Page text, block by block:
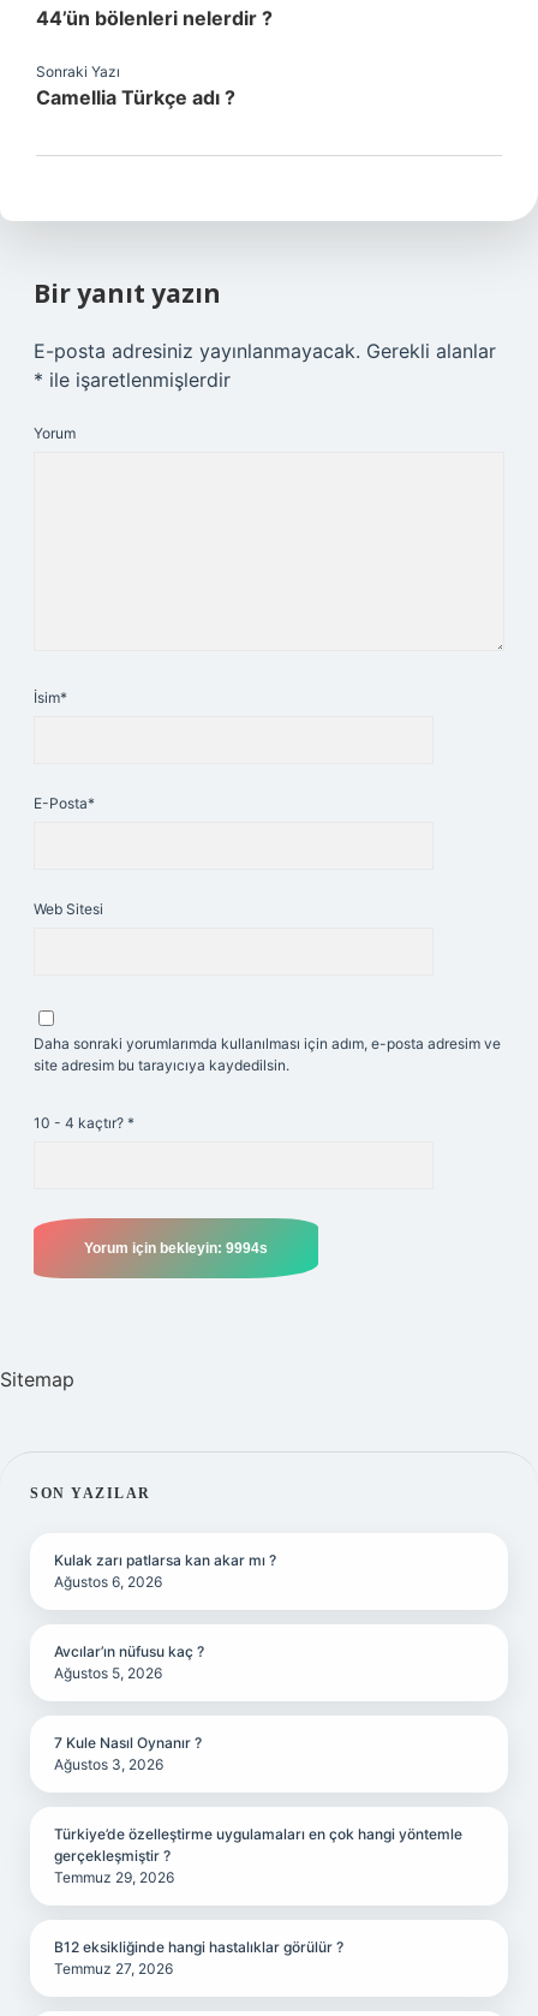
44’ün bölenleri nelerdir ?
Sonraki Yazı
Camellia Türkçe adı ?
Bir yanıt yazın
E-posta adresiniz yayınlanmayacak. Gerekli alanlar
* ile işaretlenmişlerdir
Yorum
İsim*
E-Posta*
Web Sitesi
Daha sonraki yorumlarımda kullanılması için adım, e-posta adresim ve
site adresim bu tarayıcıya kaydedilsin.
10 - 4 kaçtır? *
Sitemap
SIDEBAR
SON YAZILAR
Kulak zarı patlarsa kan akar mı ?
Ağustos 6, 2026
Avcılar’ın nüfusu kaç ?
Ağustos 5, 2026
7 Kule Nasıl Oynanır ?
Ağustos 3, 2026
Türkiye’de özelleştirme uygulamaları en çok hangi yöntemle
gerçekleşmiştir ?
Temmuz 29, 2026
B12 eksikliğinde hangi hastalıklar görülür ?
Temmuz 27, 2026